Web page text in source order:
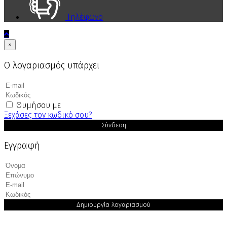
Τηλέφωνο
×
Ο λογαριασμός υπάρχει
Θυμήσου με
Ξεχάσες τον κωδικό σου?
Σύνδεση
Εγγραφή
Δημιουργία λογαριασμού